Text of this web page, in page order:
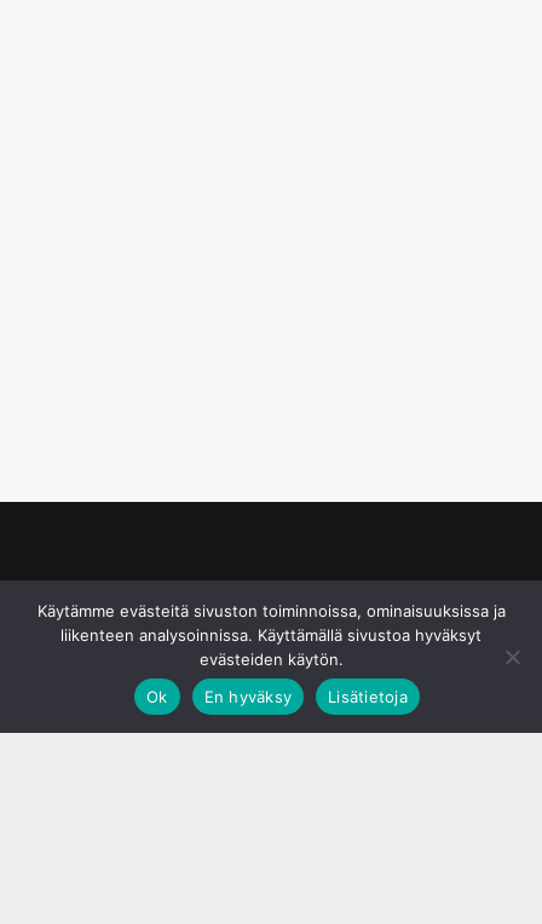
Käytämme evästeitä sivuston toiminnoissa, ominaisuuksissa ja
liikenteen analysoinnissa. Käyttämällä sivustoa hyväksyt
evästeiden käytön.
Ok
En hyväksy Lisätietoja